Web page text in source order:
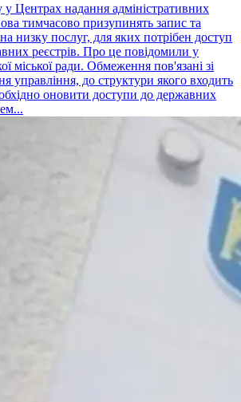
у Центрах надання адміністративних
тимчасово призупинять запис та
низку послуг, для яких потрібен доступ
реєстрів. Про це повідомили у
міської ради. Обмеження пов'язані зі
управління, до структури якого входить
оновити доступи до державних